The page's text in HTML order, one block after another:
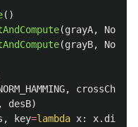
()
(grayA, None
(grayB, None
, crossCheck
, desB)
, key=lambda x: x.